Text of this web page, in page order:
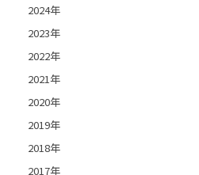
2024年
2023年
2022年
2021年
2020年
2019年
2018年
2017年